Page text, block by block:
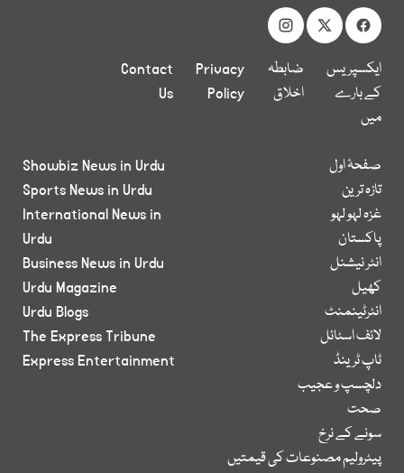
ایکسپریس
کے بارے
میں
ضابطہ
اخلاق
Privacy
Policy
Contact
Us
صفحۂ اول
تازہ ترین
غزہ لہو لہو
پاکستان
انٹر نیشنل
کھیل
انٹرٹینمنٹ
لائف اسٹائل
ٹاپ ٹرینڈ
دلچسپ و عجیب
صحت
سونے کے نرخ
پیٹرولیم مصنوعات کی قیمتیں
Showbiz News in Urdu
Sports News in Urdu
International News in
Urdu
Business News in Urdu
Urdu Magazine
Urdu Blogs
The Express Tribune
Express Entertainment